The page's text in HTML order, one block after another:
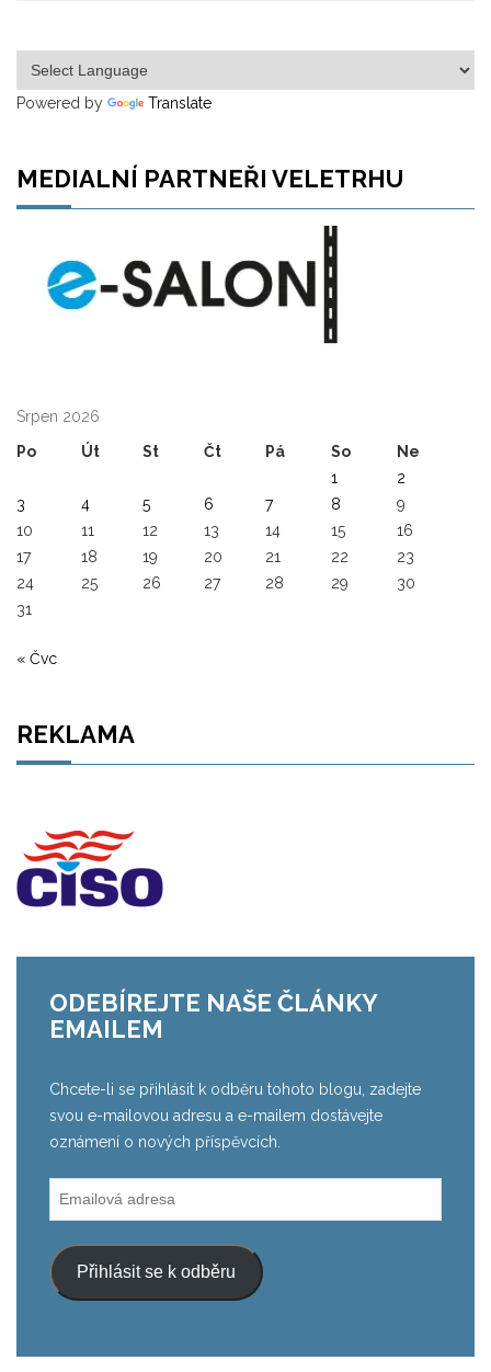
Powered by Translate
MEDIALNÍ PARTNEŘI VELETRHU
Srpen 2026
Po
Út St Čt Pá So
Ne
1
2
3
4 5 6 7 8
9
10
11 12 13 14 15
16
17
18 19 20 21 22
23
24
25 26 27 28 29
30
31
« Čvc
REKLAMA
ODEBÍREJTE NAŠE ČLÁNKY
EMAILEM
Chcete-li se přihlásit k odběru tohoto blogu, zadejte
svou e-mailovou adresu a e-mailem dostávejte
oznámení o nových příspěvcích.
Emailová
adresa
Přihlásit se k odběru